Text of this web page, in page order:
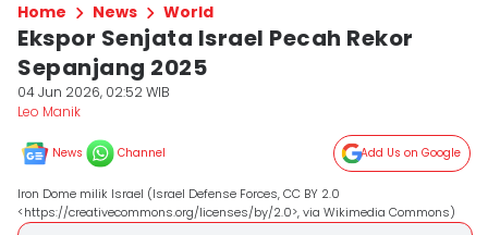
Home News World
Ekspor Senjata Israel Pecah Rekor
Sepanjang 2025
04 Jun 2026, 02:52 WIB
Leo Manik
News Channel Add Us on Google
Iron Dome milik Israel (Israel Defense Forces, CC BY 2.0
<https://creativecommons.org/licenses/by/2.0>, via Wikimedia Commons)